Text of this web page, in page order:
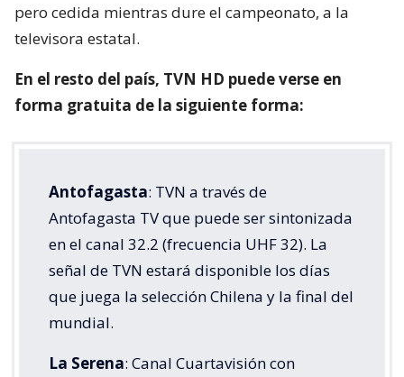
pero cedida mientras dure el campeonato, a la
televisora estatal.
En el resto del país, TVN HD puede verse en
forma gratuita de la siguiente forma:
Antofagasta: TVN a través de
Antofagasta TV que puede ser sintonizada
en el canal 32.2 (frecuencia UHF 32). La
señal de TVN estará disponible los días
que juega la selección Chilena y la final del
mundial.
La Serena: Canal Cuartavisión con